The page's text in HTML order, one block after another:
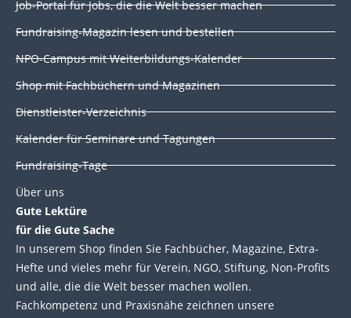
e
d
n
b
o
k
t
e
u
b
Job-Portal für Jobs, die die Welt besser machen
Fundraising-Magazin lesen und bestellen
NPO-Campus mit Weiterbildungs-Kalender
Shop mit Fachbüchern und Magazinen
Dienstleister-Verzeichnis
Kalender für Seminare und Tagungen
Fundraising-Tage
Über uns
Gute Lektüre
für die Gute Sache
In unserem Shop finden Sie Fachbücher, Magazine, Extra-
Hefte und vieles mehr für Verein, NGO, Stiftung, Non-Profits
und alle, die die Welt besser machen wollen.
Fachkompetenz und Praxisnähe zeichnen unsere